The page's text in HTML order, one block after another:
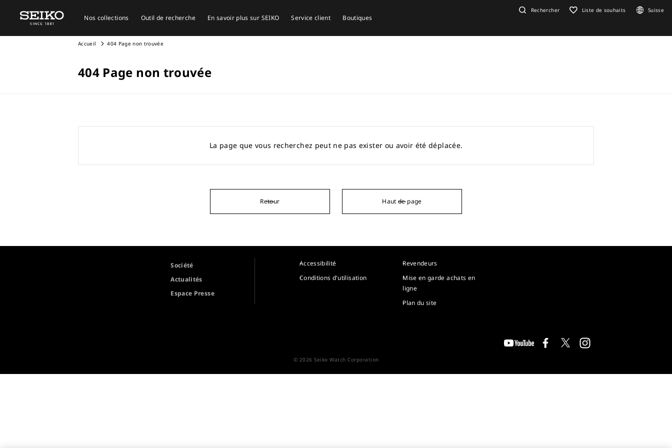
Nos collections Outil de recherche En savoir plus sur SEIKO Service client Boutiques
Rechercher Liste de souhaits Suisse
Accueil 404 Page non trouvée
404 Page non trouvée
La page que vous recherchez peut ne pas exister ou avoir été déplacée.
Retour Haut de page
Société
Actualités
Espace Presse
Accessibilité
Conditions d'utilisation
Revendeurs
Mise en garde achats en
ligne
Plan du site
© 2026 Seiko Watch Corporation